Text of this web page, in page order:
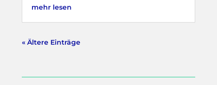
mehr lesen
« Ältere Einträge